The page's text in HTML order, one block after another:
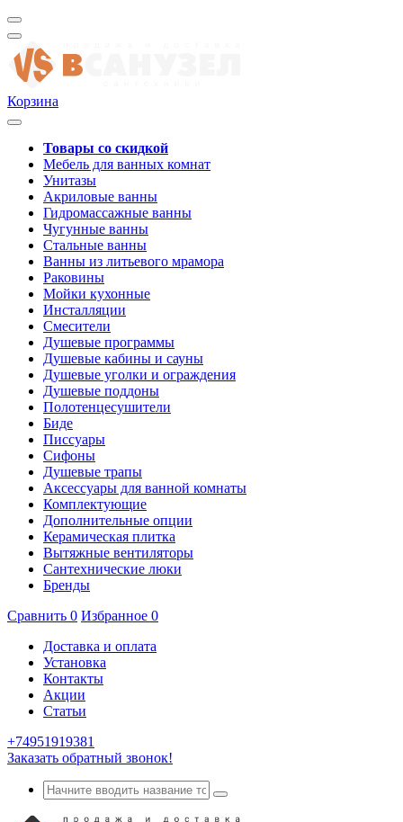
Корзина
Товары со скидкой
Мебель для ванных комнат
Унитазы
Акриловые ванны
Гидромассажные ванны
Чугунные ванны
Стальные ванны
Ванны из литьевого мрамора
Раковины
Мойки кухонные
Инсталляции
Смесители
Душевые программы
Душевые кабины и сауны
Душевые уголки и ограждения
Душевые поддоны
Полотенцесушители
Биде
Писсуары
Сифоны
Душевые трапы
Аксессуары для ванной комнаты
Комплектующие
Дополнительные опции
Керамическая плитка
Вытяжные вентиляторы
Сантехнические люки
Бренды
Сравнить 0 Избранное 0
Доставка и оплата
Установка
Контакты
Акции
Статьи
+74951919381
Заказать обратный звонок!